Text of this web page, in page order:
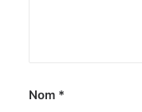
Nom *